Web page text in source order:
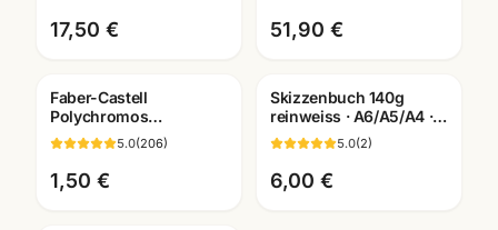
dokumentenecht
17,50 €
Künstlerbedarf
51,90 €
Faber-Castell
Polychromos
Künstlerfarbstifte ·
Einzelstift alle Farben ·
Mannheim
5.0(206)
1,50 €
Skizzenbuch 140g
reinweiss · A6/A5/A4 ·
Zeichenpapier für
Studien unterwegs
5.0(2)
6,00 €